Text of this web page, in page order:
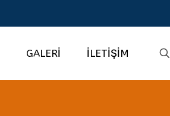
GALERİ İLETİŞİM